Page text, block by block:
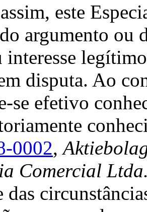
este
argumento ou
disputa. Ao
se efetivo
0002,
Comercial